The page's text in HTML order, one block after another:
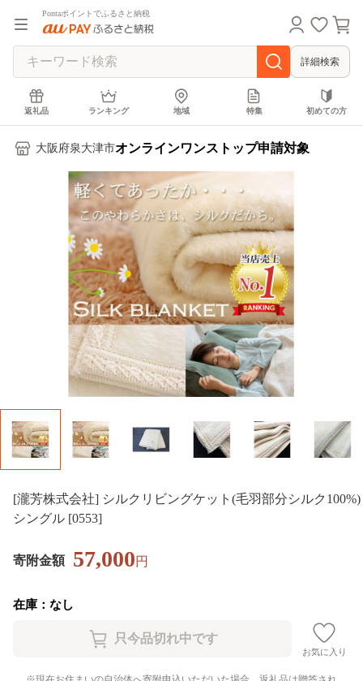
Pontaポイントでふるさと納税
詳細検索
返礼品 ランキング 地域 特集 初めての方
大阪府泉大津市オンラインワンストップ申請対象
[瀧芳株式会社] シルクリビングケット(毛羽部分シルク100%)
シングル [0553]
寄附金額 57,000円
在庫：なし
お気に入り